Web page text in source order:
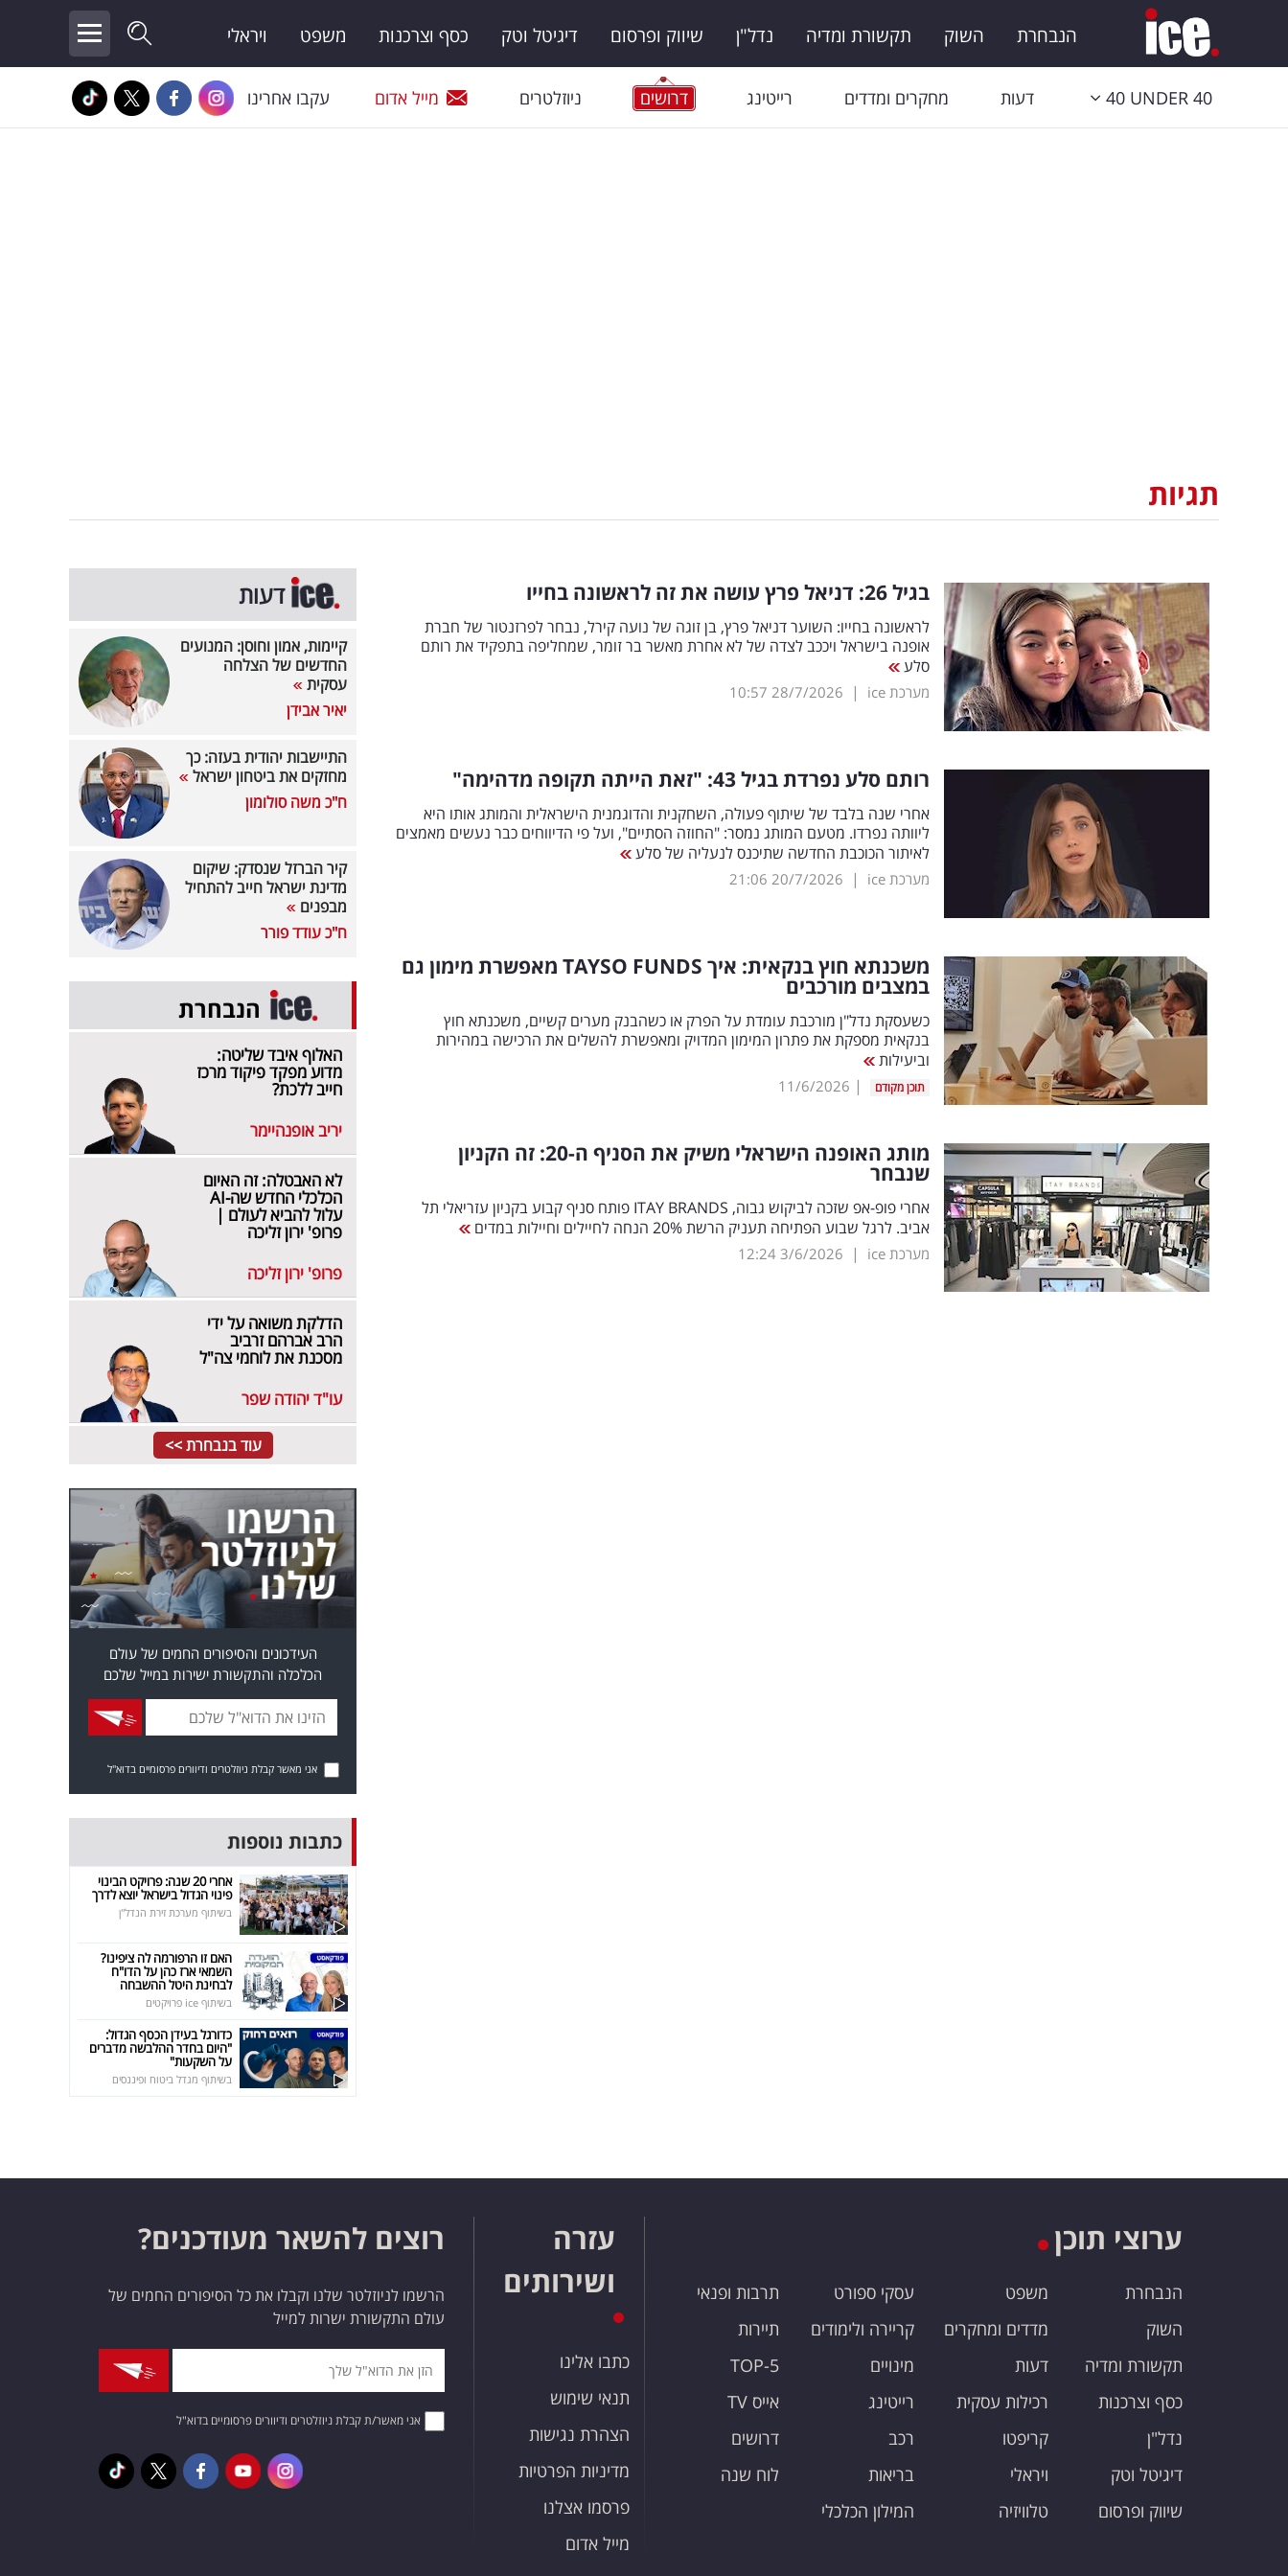
הנבחרת השוק תקשורת ומדיה נדל"ן שיווק ופרסום דיגיטל וטק כסף וצרכנות משפט ויראלי
40 UNDER 40 דעות מחקרים ומדדים רייטינג דרושים ניוזלטרים מייל אדום עקבו אחרינו
תגיות
בגיל 26: דניאל פרץ עושה את זה לראשונה בחייו
לראשונה בחייו: השוער דניאל פרץ, בן זוגה של נועה קירל, נבחר לפרזנטור של חברת
אופנה בישראל ויככב לצדה של לא אחרת מאשר בר זומר, שמחליפה בתפקיד את רותם
סלע
מערכת ice |
28/7/2026
10:57
רותם סלע נפרדת בגיל 43: "זאת הייתה תקופה מדהימה"
אחרי שנה בלבד של שיתוף פעולה, השחקנית והדוגמנית הישראלית והמותג אותו היא
ליוותה נפרדו. מטעם המותג נמסר: "החוזה הסתיים", ועל פי הדיווחים כבר נעשים מאמצים
לאיתור הכוכבת החדשה שתיכנס לנעליה של סלע
מערכת ice |
20/7/2026
21:06
משכנתא חוץ בנקאית: איך TAYSO FUNDS מאפשרת מימון גם
במצבים מורכבים
כשעסקת נדל"ן מורכבת עומדת על הפרק או כשהבנק מערים קשיים, משכנתא חוץ
בנקאית מספקת את פתרון המימון המדויק ומאפשרת להשלים את הרכישה במהירות
וביעילות
תוכן מקודם |
11/6/2026
מותג האופנה הישראלי משיק את הסניף ה-20: זה הקניון
שנבחר
אחרי פופ-אפ שזכה לביקוש גבוה, ITAY BRANDS פותח סניף קבוע בקניון עזריאלי תל
אביב. לרגל שבוע הפתיחה תעניק הרשת 20% הנחה לחיילים וחיילות במדים
מערכת ice |
3/6/2026
12:24
דעות
קיימות, אמון וחוסן: המנועים
החדשים של הצלחה
עסקית
יאיר אבידן
התיישבות יהודית בעזה: כך
מחזקים את ביטחון ישראל
ח"כ משה סולומון
קיר הברזל שנסדק: שיקום
מדינת ישראל חייב להתחיל
מבפנים
ח"כ עודד פורר
הנבחרת
האלוף איבד שליטה:
מדוע מפקד פיקוד מרכז
חייב ללכת?
יריב אופנהיימר
לא האבטלה: זה האיום
הכלכלי החדש שה-AI
עלול להביא לעולם |
פרופ' ירון זליכה
פרופ' ירון זליכה
הדלקת משואה על ידי
הרב אברהם זרביב
מסכנת את לוחמי צה"ל
עו"ד יהודה שפר
עוד בנבחרת >>
העידכונים והסיפורים החמים של עולם
הכלכלה והתקשורת ישירות במייל שלכם
אני מאשר קבלת ניוזלטרים ודיוורים פרסומיים בדוא"ל
כתבות נוספות
אחרי 20 שנה: פרויקט הבינוי
פינוי הגדול בישראל יוצא לדרך
בשיתוף מערכת זירת הנדל"ן
האם זו הרפורמה לה ציפינו?
השמאי ארז כהן על הדו"ח
לבחינת היטל ההשבחה
בשיתוף ice פרויקטים
כדורגל בעידן הכסף הגדול:
"היום בחדר ההלבשה מדברים
על השקעות"
בשיתוף מגדל ביטוח ופיננסים
ערוצי תוכן
הנבחרת
השוק
תקשורת ומדיה
כסף וצרכנות
נדל"ן
דיגיטל וטק
שיווק ופרסום
משפט
מדדים ומחקרים
דעות
רכילות עסקית
קריפטו
ויראלי
טלוויזיה
עסקי ספורט
קריירה ולימודים
מינויים
רייטינג
רכב
בריאות
המילון הכלכלי
תרבות ופנאי
תיירות
TOP-5
אייס TV
דרושים
לוח שנה
עזרה
ושירותים
כתבו אלינו
תנאי שימוש
הצהרת נגישות
מדיניות הפרטיות
פרסמו אצלנו
מייל אדום
רוצים להשאר מעודכנים?
הרשמו לניוזלטר שלנו וקבלו את כל הסיפורים החמים של
עולם התקשורת ישרות למייל
אני מאשר/ת קבלת ניוזלטרים ודיוורים פרסומיים בדוא"ל